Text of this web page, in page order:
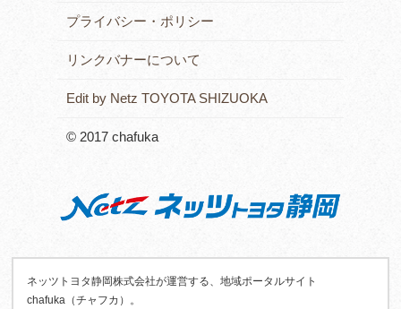
プライバシー・ポリシー
リンクバナーについて
Edit by Netz TOYOTA SHIZUOKA
© 2017 chafuka
ネッツトヨタ静岡株式会社が運営する、地域ポータルサイト
chafuka（チャフカ）。